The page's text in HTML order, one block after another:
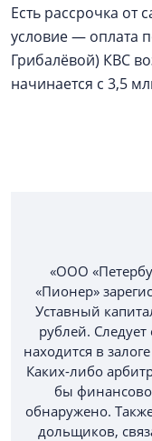
Есть рассрочка
условие — оплата
Грибалёвой) КВС
начинается с 3,5
«ООО
«Пионер»
Уставный
рублей.
находится в
Каких-либо
бы
обнаружено.
дольщиков,